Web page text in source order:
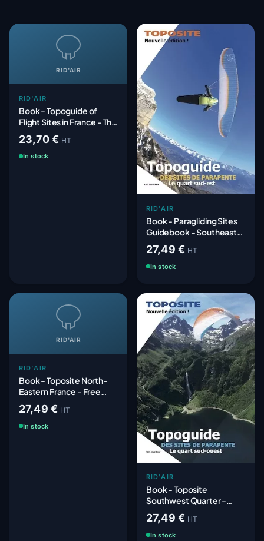
RID'AIR
RID'AIR
Book - Topoguide of
Flight Sites in France - The
70 Best Sites
23,70 € HT
In stock
RID'AIR
Book - Paragliding Sites
Guidebook - Southeast
France
27,49 € HT
In stock
RID'AIR
RID'AIR
Book - Toposite North-
Eastern France - Free
Flight Sites
27,49 € HT
In stock
RID'AIR
Book - Toposite
Southwest Quarter -
Free Flight Sites
27,49 € HT
In stock